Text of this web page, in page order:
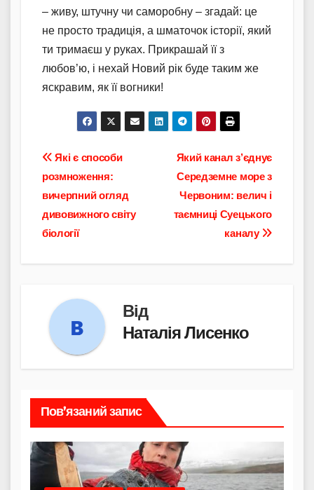
– живу, штучну чи саморобну – згадай: це
не просто традиція, а шматочок історії, який
ти тримаєш у руках. Прикрашай її з
любов’ю, і нехай Новий рік буде таким же
яскравим, як її вогники!
Навігація
записів
Який канал з’єднує
Середземне море з
Червоним: велич і
таємниці Суецького
каналу
Які є способи
розмноження:
вичерпний огляд
дивовижного світу
біології
Від
Наталія Лисенко
Пов’язаний запис